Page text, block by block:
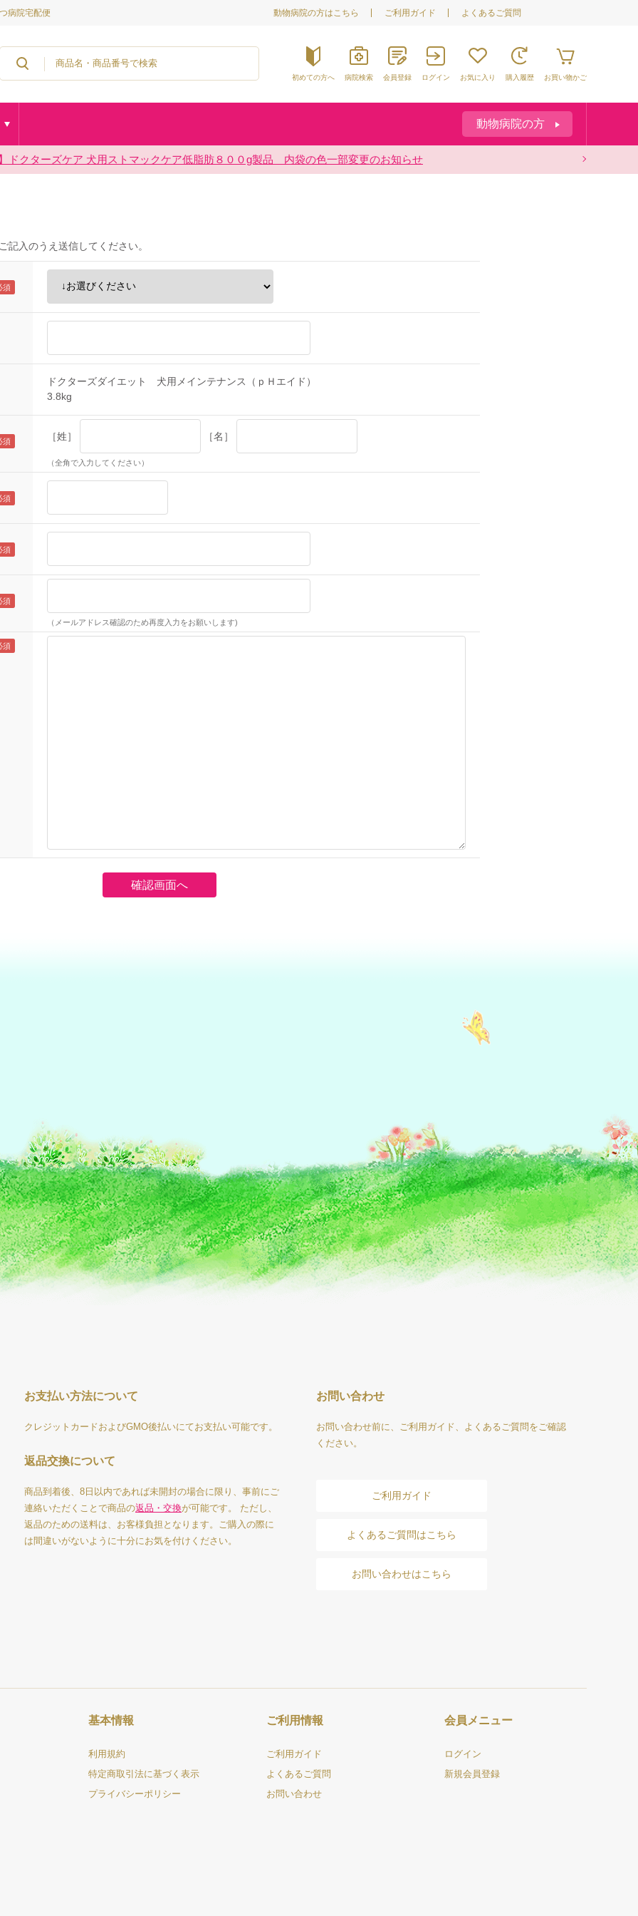
病院宅配便 動物病院の方はこちら ご利用ガイド よくあるご質問
初めての方へ 病院検索 会員登録 ログイン お気に入り 購入履歴 お買い物かご
動物病院の方
29 熊本県熊本地方を震源とする地震の影響によるお荷物のお届けについて
ドクターズケア 犬用ストマックケア低脂肪８００g製品 内袋の色一部変更のお知らせ
2026/7/16 お盆の配送について
12/2 「カスタマーハラスメントに対する基本方針」に関するお知らせ
記入のうえ送信してください。
ドクターズダイエット 犬用メインテナンス（ｐＨエイド）
3.8kg
［姓］ ［名］
（全角で入力してください）
（メールアドレス確認のため再度入力をお願いします)
お支払い方法について
クレジットカードおよびGMO後払いにてお支払い可能です。
返品交換について
商品到着後、8日以内であれば未開封の場合に限り、事前にご
連絡いただくことで商品の返品・交換が可能です。 ただし、
返品のための送料は、お客様負担となります。ご購入の際に
は間違いがないように十分にお気を付けください。
お問い合わせ
お問い合わせ前に、ご利用ガイド、よくあるご質問をご確認
ください。
ご利用ガイド
よくあるご質問はこちら
お問い合わせはこちら
基本情報
利用規約
特定商取引法に基づく表示
プライバシーポリシー
ご利用情報
ご利用ガイド
よくあるご質問
お問い合わせ
会員メニュー
ログイン
新規会員登録